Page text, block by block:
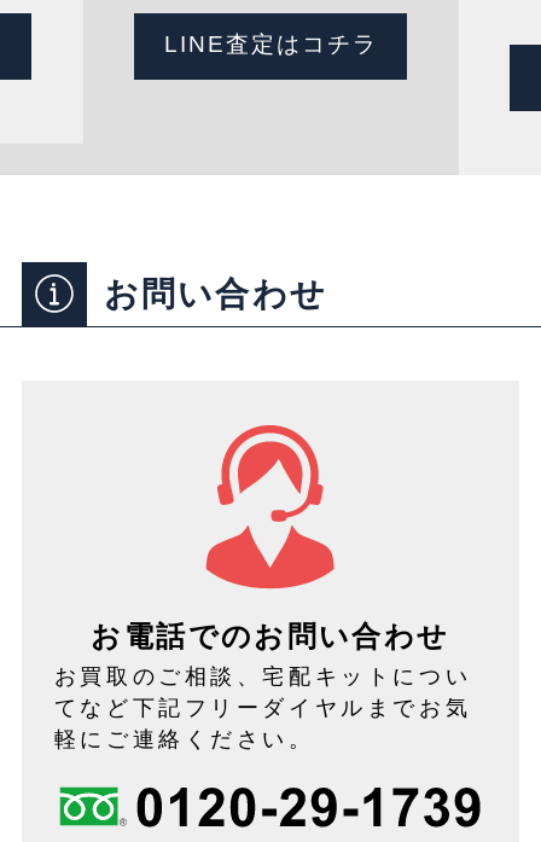
LINE査定はコチラ
お問い合わせ
お電話でのお問い合わせ
お買取のご相談、宅配キットについ
てなど下記フリーダイヤルまでお気
軽にご連絡ください。